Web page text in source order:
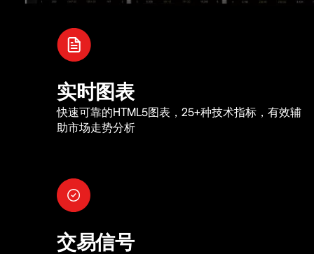
实时图表
快速可靠的HTML5图表，25+种技术指标，有效辅
助市场走势分析
交易信号